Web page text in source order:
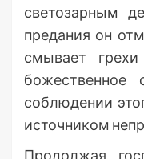
светозарным
предания он
смывает
божественное
соблюдении
источником
Продолжая,